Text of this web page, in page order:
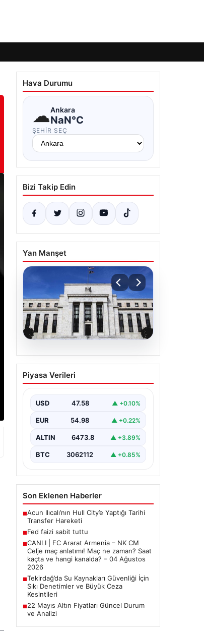
Hava Durumu
☁Ankara
NaN°C
ŞEHIR SEÇ
Bizi Takip Edin
Yan Manşet
05.08.2026
Fed faizi sabit tuttu
{“title”: “ABD Merkez Bankası Faiz
Piyasa Verileri
USD 47.58 ▲ +0.10%
EUR 54.98 ▲ +0.22%
ALTIN 6473.8 ▲ +3.89%
BTC 3062112 ▲ +0.85%
Son Eklenen Haberler
■Acun Ilıcalı’nın Hull City’e Yaptığı Tarihi
Transfer Hareketi
■Fed faizi sabit tuttu
■CANLI | FC Ararat Armenia – NK CM
Celje maç anlatımı! Maç ne zaman? Saat
kaçta ve hangi kanalda? – 04 Ağustos
2026
■Tekirdağ’da Su Kaynakları Güvenliği İçin
Sıkı Denetimler ve Büyük Ceza
Kesintileri
■22 Mayıs Altın Fiyatları Güncel Durum
ve Analizi